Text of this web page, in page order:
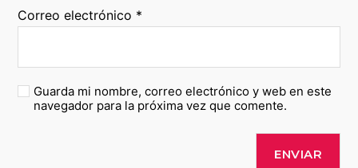
Correo electrónico *
Guarda mi nombre, correo electrónico y web en este
navegador para la próxima vez que comente.